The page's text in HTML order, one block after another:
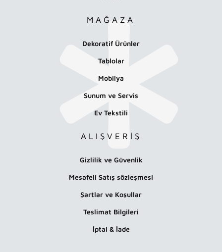
MAĞAZA
Dekoratif Ürünler
Tablolar
Mobilya
Sunum ve Servis
Ev Tekstili
ALIŞVERİŞ
Gizlilik ve Güvenlik
Mesafeli Satış sözleşmesi
Şartlar ve Koşullar
Teslimat Bilgileri
İptal & İade